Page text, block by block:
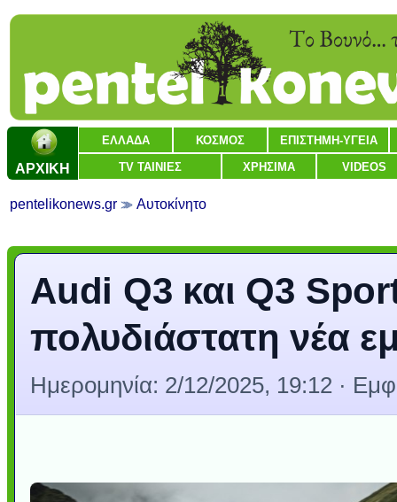
ΑΡΧΙΚΗ
ΕΛΛΑΔΑ ΚΟΣΜΟΣ ΕΠΙΣΤΗΜΗ-ΥΓΕΙΑ
TV ΤΑΙΝΙΕΣ ΧΡΗΣΙΜΑ VIDEOS
pentelikonews.gr Αυτοκίνητο
Audi Q3 και Q3
πολυδιάστατη νέα
Ημερομηνία: 2/12/2025, 19:12 ·